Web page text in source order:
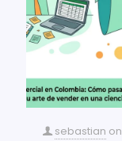
sebastian on